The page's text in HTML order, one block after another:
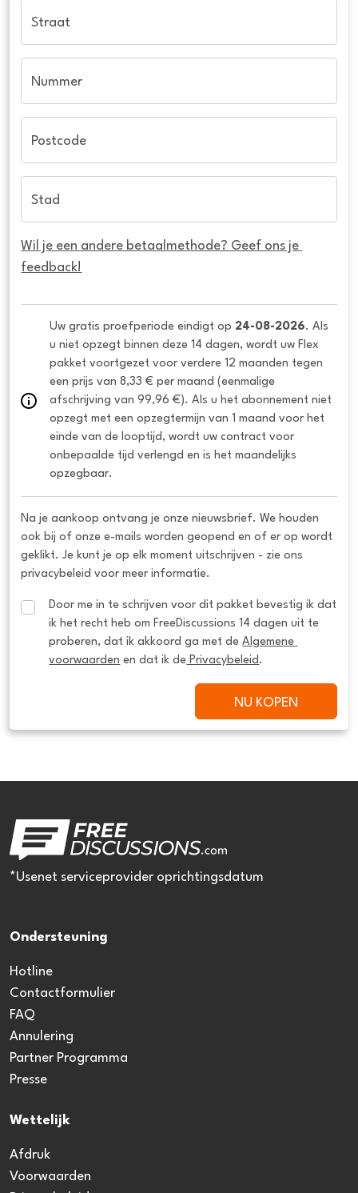
Straat
Nummer
Postcode
Stad
Wil je een andere betaalmethode? Geef ons je
feedback!
Uw gratis proefperiode eindigt op 24-08-2026. Als
u niet opzegt binnen deze 14 dagen, wordt uw Flex
pakket voortgezet voor verdere 12 maanden tegen
een prijs van 8,33 € per maand (eenmalige
afschrijving van 99,96 €). Als u het abonnement niet
opzegt met een opzegtermijn van 1 maand voor het
einde van de looptijd, wordt uw contract voor
onbepaalde tijd verlengd en is het maandelijks
opzegbaar.
Na je aankoop ontvang je onze nieuwsbrief. We houden
ook bij of onze e-mails worden geopend en of er op wordt
geklikt. Je kunt je op elk moment uitschrijven - zie ons
privacybeleid voor meer informatie.
Door me in te schrijven voor dit pakket bevestig ik dat
ik het recht heb om FreeDiscussions 14 dagen uit te
proberen, dat ik akkoord ga met de Algemene
voorwaarden en dat ik de Privacybeleid .
NU KOPEN
*Usenet serviceprovider oprichtingsdatum
Ondersteuning
Hotline
Contactformulier
FAQ
Annulering
Partner Programma
Presse
Wettelijk
Afdruk
Voorwaarden